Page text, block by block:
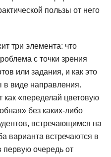
пользы от него
три элемента: что
с точки зрения
или задания, и как это
виде направления.
как «переделай цветовую
без каких-либо
встречающимся на
варианта встречаются в
очередь от